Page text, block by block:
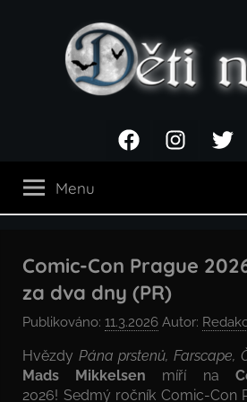
noci
FacebookInstagramTwitter
Menu
Comic-Con Prague
za dva dny (PR)
Publikováno: 11.3.2026 Autor:
Hvězdy Pána prstenů, Farscape,
Mads Mikkelsen míří na
2026! Sedmý ročník Comic-Con